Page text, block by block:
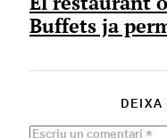
Buffets ja
DEIXA